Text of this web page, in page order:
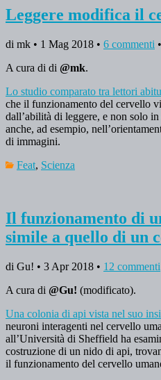
Leggere modifica il
di mk • 1 Mag 2018 • 6 commenti •
A cura di di @mk.
Lo studio comparato tra lettori
che il funzionamento del cervello
dall’abilità di leggere, e non solo
anche, ad esempio,
di immagini.
Feat, Scienza
Il funzionamento di
simile a quello di un
di Gu! • 3 Apr 2018 • 12 commenti
A cura di @Gu! (modificato).
Una colonia di api vista nel suo
neuroni interagenti nel cervello
all’Università di Sheffield ha
costruzione di un nido di api,
il funzionamento del cervello